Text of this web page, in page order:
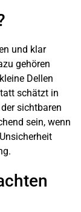
und klar
gehören
Dellen
schätzt in
sichtbaren
sein, wenn